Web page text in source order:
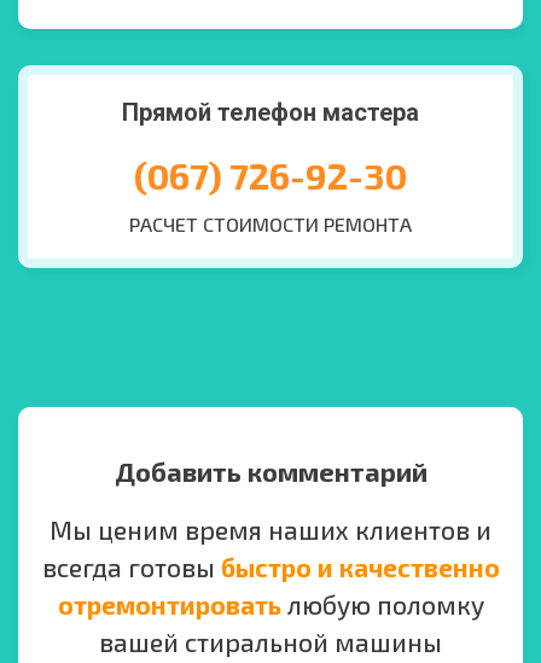
Прямой телефон мастера
(067) 726-92-30
РАСЧЕТ СТОИМОСТИ РЕМОНТА
Добавить комментарий
Мы ценим время наших клиентов и
всегда готовы быстро и качественно
отремонтироватьлюбую поломку
вашей стиральной машины